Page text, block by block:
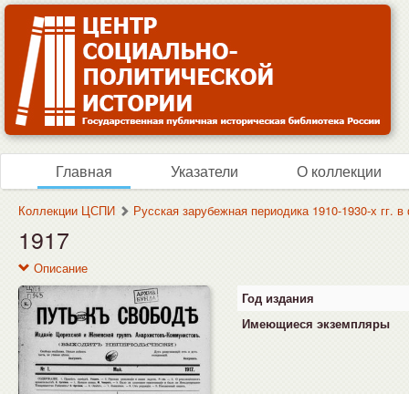
Главная Указатели О коллекции
Коллекции ЦСПИ Русская зарубежная периодика 1910-1930-х
1917
Описание
Год издания
Имеющиеся экземпляры